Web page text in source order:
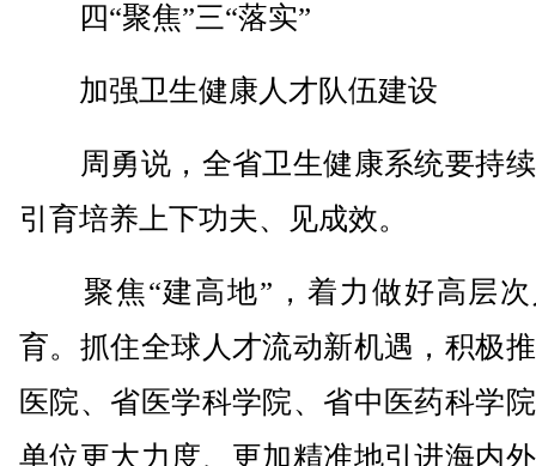
四“聚焦”三“落实”
加强卫生健康人才队伍建设
周勇说，全省卫生健康系统要持
引育培养上下功夫、见成效。
聚焦“建高地”，着力做好高层次
育。抓住全球人才流动新机遇，积极
医院、省医学科学院、省中医药科学
单位更大力度、更加精准地引进海内